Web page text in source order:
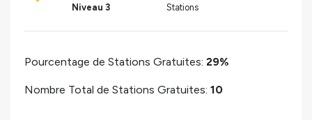
Niveau 3
Stations
Pourcentage de Stations Gratuites: 29%
Nombre Total de Stations Gratuites: 10